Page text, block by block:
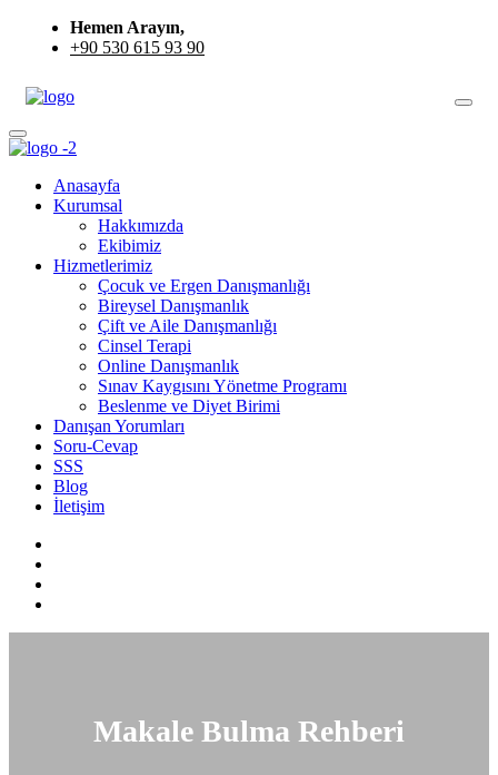
Hemen Arayın,
+90 530 615 93 90
Anasayfa
Kurumsal
Hakkımızda
Ekibimiz
Hizmetlerimiz
Çocuk ve Ergen Danışmanlığı
Bireysel Danışmanlık
Çift ve Aile Danışmanlığı
Cinsel Terapi
Online Danışmanlık
Sınav Kaygısını Yönetme Programı
Beslenme ve Diyet Birimi
Danışan Yorumları
Soru-Cevap
SSS
Blog
İletişim
Makale Bulma Rehberi